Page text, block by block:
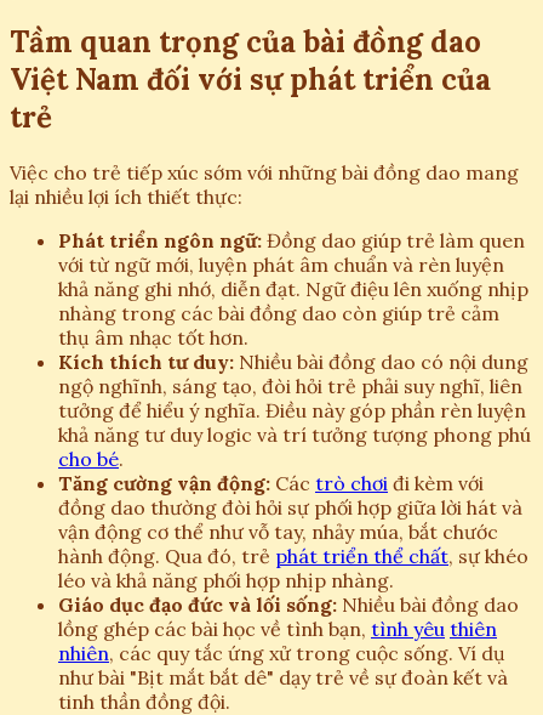
Tầm quan trọng của bài đồng dao
Việt Nam đối với sự phát triển của
trẻ
Việc cho trẻ tiếp xúc sớm với những bài đồng dao mang
lại nhiều lợi ích thiết thực:
Phát triển ngôn ngữ: Đồng dao giúp trẻ làm quen
với từ ngữ mới, luyện phát âm chuẩn và rèn luyện
khả năng ghi nhớ, diễn đạt. Ngữ điệu lên xuống nhịp
nhàng trong các bài đồng dao còn giúp trẻ cảm
thụ âm nhạc tốt hơn.
Kích thích tư duy: Nhiều bài đồng dao có nội dung
ngộ nghĩnh, sáng tạo, đòi hỏi trẻ phải suy nghĩ, liên
tưởng để hiểu ý nghĩa. Điều này góp phần rèn luyện
khả năng tư duy logic và trí tưởng tượng phong phú
cho bé.
Tăng cường vận động: Các trò chơi đi kèm với
đồng dao thường đòi hỏi sự phối hợp giữa lời hát và
vận động cơ thể như vỗ tay, nhảy múa, bắt chước
hành động. Qua đó, trẻ phát triển thể chất, sự khéo
léo và khả năng phối hợp nhịp nhàng.
Giáo dục đạo đức và lối sống: Nhiều bài đồng dao
lồng ghép các bài học về tình bạn, tình yêu thiên
nhiên, các quy tắc ứng xử trong cuộc sống. Ví dụ
như bài "Bịt mắt bắt dê" dạy trẻ về sự đoàn kết và
tinh thần đồng đội.